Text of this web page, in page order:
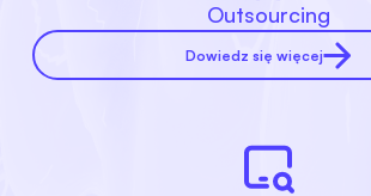
Outsourcing
Dowiedz się więcej